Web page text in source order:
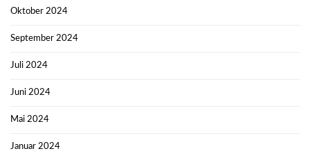
Oktober 2024
September 2024
Juli 2024
Juni 2024
Mai 2024
Januar 2024